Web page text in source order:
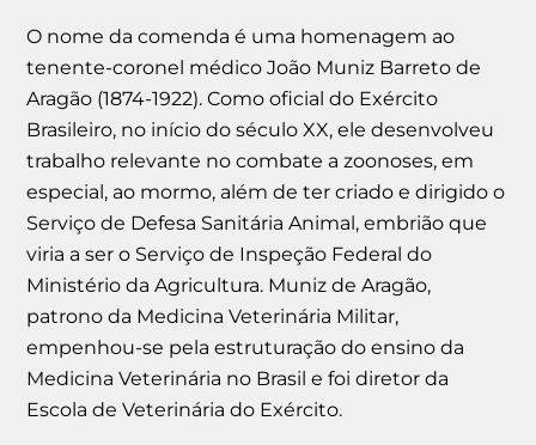
O nome da comenda é uma homenagem ao
tenente-coronel médico João Muniz Barreto de
Aragão (1874-1922). Como oficial do Exército
Brasileiro, no início do século XX, ele desenvolveu
trabalho relevante no combate a zoonoses, em
especial, ao mormo, além de ter criado e dirigido o
Serviço de Defesa Sanitária Animal, embrião que
viria a ser o Serviço de Inspeção Federal do
Ministério da Agricultura. Muniz de Aragão,
patrono da Medicina Veterinária Militar,
empenhou-se pela estruturação do ensino da
Medicina Veterinária no Brasil e foi diretor da
Escola de Veterinária do Exército.